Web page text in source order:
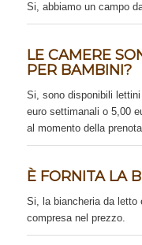
Si, abbiamo un campo
LE CAMERE
PER BAMBINI?
Si, sono disponibili
euro settimanali o 5,00
al momento della
È FORNITA LA
Si, la biancheria da letto
compresa nel prezzo.